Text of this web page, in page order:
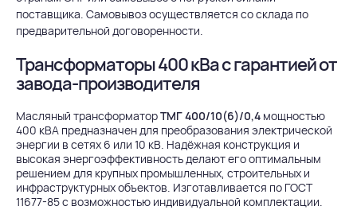
поставщика. Самовывоз осуществляется со склада по
предварительной договоренности.
Трансформаторы 400 кВа с гарантией от
завода-производителя
Масляный трансформаторТМГ 400/10(6)/0,4 мощностью
400 кВА предназначен для преобразования электрической
энергии в сетях 6 или 10 кВ. Надёжная конструкция и
высокая энергоэффективность делают его оптимальным
решением для крупных промышленных, строительных и
инфраструктурных объектов. Изготавливается по ГОСТ
11677-85 с возможностью индивидуальной комплектации.